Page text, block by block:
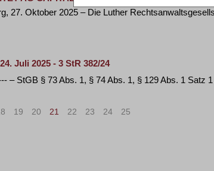
27. Oktober 2025 – Die Luther
Juli 2025 - 3 StR 382/24
– StGB § 73 Abs. 1, § 74 Abs. 1, § 129 Abs. 1 Satz
19 20 21 22 23 24 25